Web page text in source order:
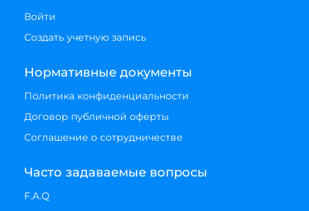
Войти
Создать учетную запись
Нормативные документы
Политика конфиденциальности
Договор публичной оферты
Соглашение о сотрудничестве
Часто задаваемые вопросы
F.A.Q